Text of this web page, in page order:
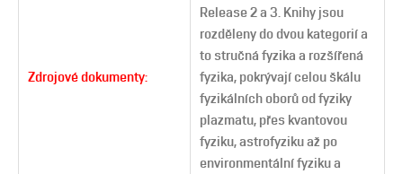
Zdrojové dokumenty:
Release 2 a 3. Knihy jsou
rozděleny do dvou kategorií a
to stručná fyzika a rozšířená
fyzika, pokrývají celou škálu
fyzikálních oborů od fyziky
plazmatu, přes kvantovou
fyziku, astrofyziku až po
environmentální fyziku a